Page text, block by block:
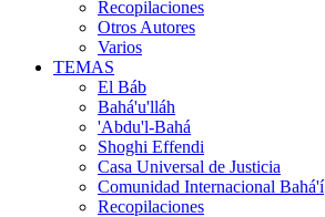
Recopilaciones
Otros Autores
Varios
TEMAS
El Báb
Bahá'u'lláh
'Abdu'l-Bahá
Shoghi Effendi
Casa Universal de Justicia
Comunidad Internacional Bahá'í
Recopilaciones